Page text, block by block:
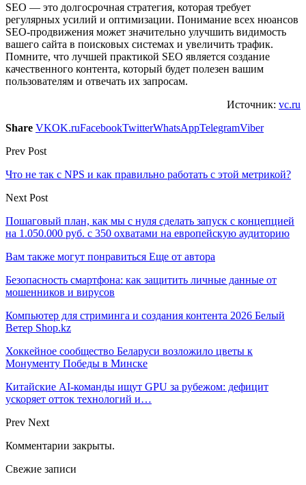
SEO — это долгосрочная стратегия, которая требует
регулярных усилий и оптимизации. Понимание всех нюансов
SEO-продвижения может значительно улучшить видимость
вашего сайта в поисковых системах и увеличить трафик.
Помните, что лучшей практикой SEO является создание
качественного контента, который будет полезен вашим
пользователям и отвечать их запросам.
Источник: vc.ru
Share VKOK.ruFacebookTwitterWhatsAppTelegramViber
Prev Post
Что не так с NPS и как правильно работать с этой метрикой?
Next Post
Пошаговый план, как мы с нуля сделать запуск с концепцией
на 1.050.000 руб. с 350 охватами на европейскую аудиторию
Вам также могут понравиться Еще от автора
Безопасность смартфона: как защитить личные данные от
мошенников и вирусов
Компьютер для стриминга и создания контента 2026 Белый
Ветер Shop.kz
Хоккейное сообщество Беларуси возложило цветы к
Монументу Победы в Минске
Китайские AI-команды ищут GPU за рубежом: дефицит
ускоряет отток технологий и…
Prev Next
Комментарии закрыты.
Свежие записи